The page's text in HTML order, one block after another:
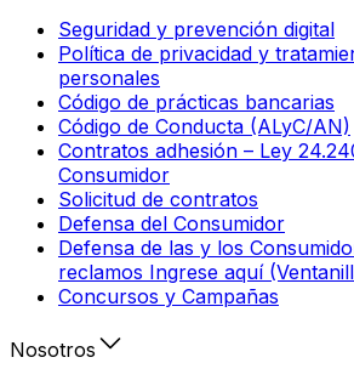
Seguridad y prevención digital
Política de privacidad y
personales
Código de prácticas bancarias
Código de Conducta (ALyC/AN)
Contratos adhesión – Ley
Consumidor
Solicitud de contratos
Defensa del Consumidor
Defensa de las y los
reclamos Ingrese aquí
Concursos y Campañas
Nosotros